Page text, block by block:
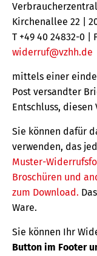
Kirchenallee 22 |
T +49 40 24832-0 |
widerruf@vzhh.de
mittels einer
Post versandter
Entschluss,
Sie können dafür
verwenden, das
Muster-
Broschüren und
zum Download.
Ware.
Sie können Ihr
Button im Footer